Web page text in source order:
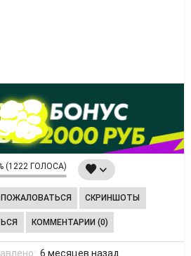
(1222 ГОЛОСА)
ПОЖАЛОВАТЬСЯ СКРИНШОТЫ
КОММЕНТАРИИ (0)
6 месяцев назад